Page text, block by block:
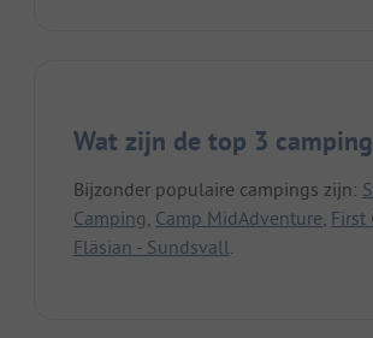
Wat zijn de top 3
Bijzonder populaire campings zijn:
Camping, Camp MidAdventure, First
Fläsian - Sundsvall.